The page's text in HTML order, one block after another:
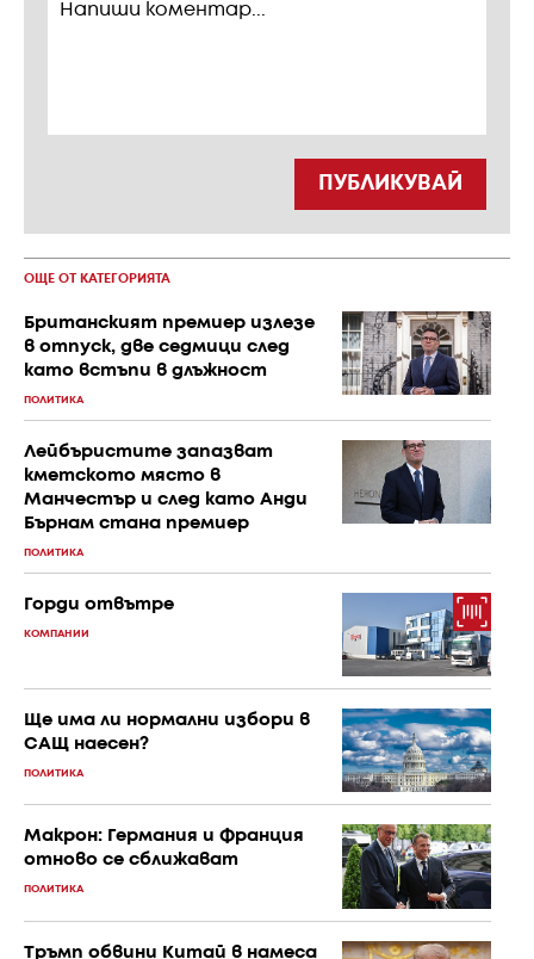
ПУБЛИКУВАЙ
ОЩЕ ОТ КАТЕГОРИЯТА
Британският премиер излезе
в отпуск, две седмици след
като встъпи в длъжност
ПОЛИТИКА
Лейбъристите запазват
кметското място в
Манчестър и след като Анди
Бърнам стана премиер
ПОЛИТИКА
Горди отвътре
КОМПАНИИ
Ще има ли нормални избори в
САЩ наесен?
ПОЛИТИКА
Макрон: Германия и Франция
отново се сближават
ПОЛИТИКА
Тръмп обвини Китай в намеса